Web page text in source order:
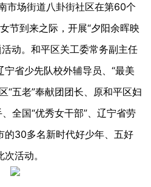
市场街道八卦街社区在第60个
节到来之际，开展“夕阳余晖映
动。和平区关工委常务副主任
省少先队校外辅导员、“最美
“五老”奉献团团长、原和平区妇
全国“优秀女干部”、辽宁省劳
的30多名新时代好少年、五好
活动。